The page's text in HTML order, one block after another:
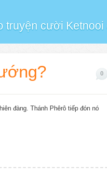
truyện cười
0
đàng. Thánh Phêrô tiếp đón nó